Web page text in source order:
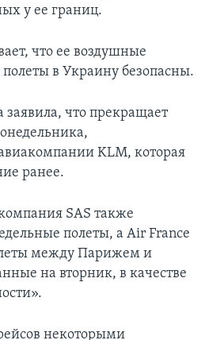
у ее границ.
что ее воздушные
в Украину безопасны.
заявила, что прекращает
KLM, которая
ранее.
SAS также
полеты, а Air France
между Парижем и
на вторник, в качестве
некоторыми